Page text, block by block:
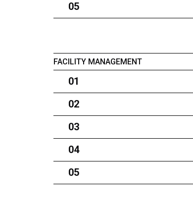
05
FACILITY MANAGEMENT
01
02
03
04
05